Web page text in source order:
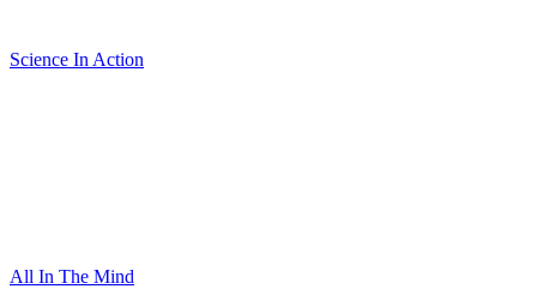
Science In Action
All In The Mind